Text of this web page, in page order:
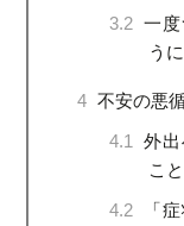
3.2 一
う
4 不安の悪
4.1
外
こ
4.2
「